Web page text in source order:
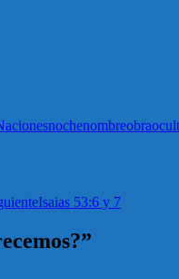
nochenombreobra
Isaias 53:6 y 7